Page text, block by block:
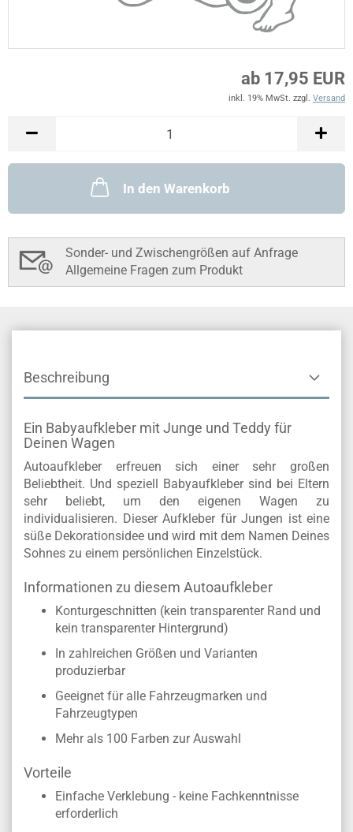
ab 17,95 EUR
inkl. 19% MwSt. zzgl. Versand
In den Warenkorb
Sonder- und Zwischengrößen auf Anfrage
Allgemeine Fragen zum Produkt
Beschreibung
Ein Babyaufkleber mit Junge und Teddy für
Deinen Wagen
Autoaufkleber erfreuen sich einer sehr großen
Beliebtheit. Und speziell Babyaufkleber sind bei Eltern
sehr beliebt, um den eigenen Wagen zu
individualisieren. Dieser Aufkleber für Jungen ist eine
süße Dekorationsidee und wird mit dem Namen Deines
Sohnes zu einem persönlichen Einzelstück.
Informationen zu diesem Autoaufkleber
Konturgeschnitten (kein transparenter Rand und
kein transparenter Hintergrund)
In zahlreichen Größen und Varianten
produzierbar
Geeignet für alle Fahrzeugmarken und
Fahrzeugtypen
Mehr als 100 Farben zur Auswahl
Vorteile
Einfache Verklebung - keine Fachkenntnisse
erforderlich